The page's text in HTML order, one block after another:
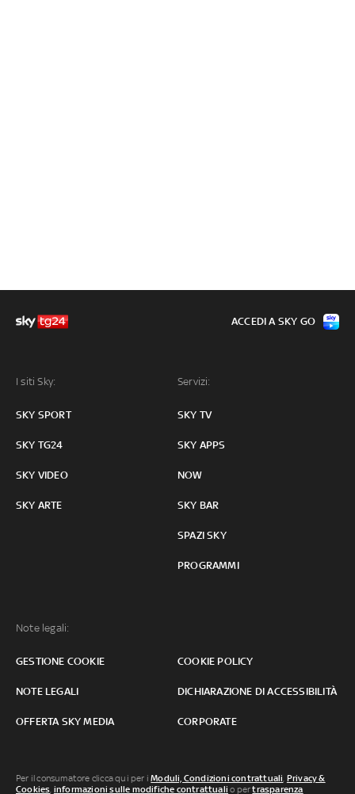
I siti Sky:
SKY SPORT
SKY TG24
SKY VIDEO
SKY ARTE
Servizi:
SKY TV
SKY APPS
NOW
SKY BAR
SPAZI SKY
PROGRAMMI
Note legali:
GESTIONE COOKIE COOKIE POLICY
NOTE LEGALI DICHIARAZIONE DI ACCESSIBILITÀ
OFFERTA SKY MEDIA CORPORATE
ACCEDI A SKY GO
Per il consumatore clicca qui per iModuli, Condizioni contrattuali, Privacy &
Cookies, informazioni sulle modifiche contrattuali o pertrasparenza